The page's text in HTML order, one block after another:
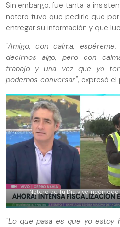
Sin embargo, fue tanta la
notero tuvo que pedirle que
entregar su información y que
"Amigo, con calma,
decirnos algo, pero con
trabajo y una vez que yo
podemos conversar", expresó el
Notero de Tu Día vive
"Lo que pasa es que yo estoy